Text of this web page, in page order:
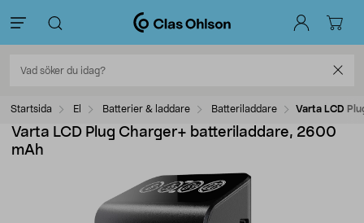
Startsida El Batterier & laddare Batteriladdare Varta LCD
Varta LCD Plug Charger+ batteriladdare, 2600
mAh